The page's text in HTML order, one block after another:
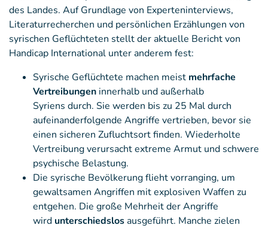
des Landes. Auf Grundlage von Experteninterviews,
Literaturrecherchen und persönlichen Erzählungen von
syrischen Geflüchteten stellt der aktuelle Bericht von
Handicap International unter anderem fest:
Syrische Geflüchtete machen meist mehrfache
Vertreibungen innerhalb und außerhalb
Syriens durch. Sie werden bis zu 25 Mal durch
aufeinanderfolgende Angriffe vertrieben, bevor sie
einen sicheren Zufluchtsort finden. Wiederholte
Vertreibung verursacht extreme Armut und schwere
psychische Belastung.
Die syrische Bevölkerung flieht vorranging, um
gewaltsamen Angriffen mit explosiven Waffen zu
entgehen. Die große Mehrheit der Angriffe
wird unterschiedslosausgeführt. Manche zielen